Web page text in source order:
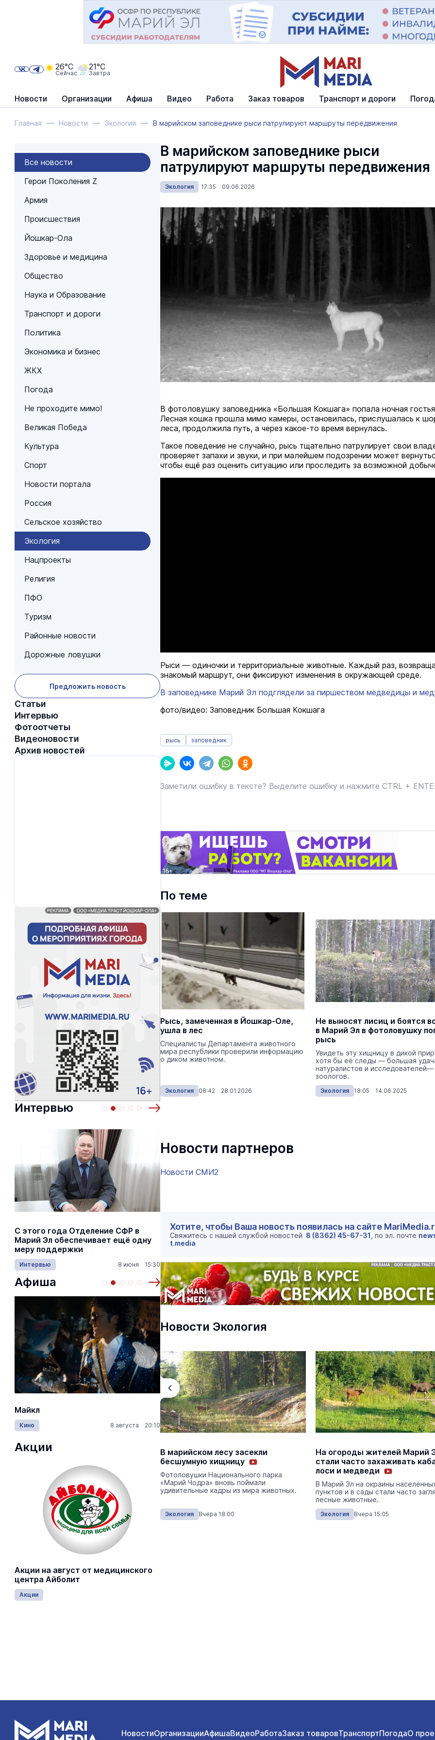
Новости Организации Афиша Видео Работа Заказ товаров Транспорт и дороги
26°C
Сейчас
21°C
Завтра
Главная Новости Экология В марийском заповеднике рыси патрулируют маршруты передвижения
Все новости
Герои Поколения Z
Армия
Происшествия
Йошкар-Ола
Здоровье и медицина
Общество
Наука и Образование
Транспорт и дороги
Политика
Экономика и бизнес
ЖКХ
Погода
Не проходите мимо!
Великая Победа
Культура
Спорт
Новости портала
Россия
Сельское хозяйство
Экология
Нацпроекты
Религия
ПФО
Туризм
Районные новости
Дорожные ловушки
Предложить новость
Статьи
Интервью
Фотоотчеты
Видеоновости
Архив новостей
Интервью
С этого года Отделение СФР в
Марий Эл обеспечивает ещё одну
меру поддержки
Интервью 8 июня 15:30
Алексей Ямаев о премьере в театре
Шкетана: «Для меня не бывает
Культура 18 марта 11:05
Как узнать на законных
кто собственник
Афиша
Майкл
Кино 8 августа 20:10
Лида / Lida
Концерты 26 августа 19:00
На ощупь.
лабиринту
Город
Акции
Акции на август от медицинского
центра Айболит
Акции
В марийском заповеднике рыси
патрулируют маршруты передвижения
Экология 17:35 09.06.2026
В фотоловушку заповедника «Большая Кокшага» попала ночная
Лесная кошка прошла мимо камеры, остановилась, прислушалась к
леса, продолжила путь, а через какое-то время вернулась.
Такое поведение не случайно, рысь тщательно патрулирует свои
проверяет запахи и звуки, и при малейшем подозрении может
чтобы ещё раз оценить ситуацию или проследить за возможной
Рыси — одиночки и территориальные животные. Каждый раз,
знакомый маршрут, они фиксируют изменения в окружающей среде.
В заповеднике Марий Эл подглядели за пиршеством медведицы и
фото/видео: Заповедник Большая Кокшага
рысь заповедник
Заметили ошибку в тексте? Выделите ошибку и нажмите CTRL +
По теме
Рысь, замеченная в Йошкар-Оле,
ушла в лес
Специалисты Департамента животного
мира республики проверили информацию
о диком животном.
Экология 08:42 28.01.2026
Не выносят лисиц и боятся
в Марий Эл в фотоловушку
рысь
Увидеть эту хищницу в дикой
хотя бы её следы — большая
натуралистов и исследователей—
зоологов.
Экология 18:05 14.06.2025
Новости партнеров
Новости СМИ2
Хотите, чтобы Ваша новость появилась на сайте
Свяжитесь с нашей службой новостей 8 (8362) 45-67-31 , по эл. почте
t.media
Новости Экология
В Марий Эл обследуют
Для биологической защиты населения эти
места регулярно обследуют и берут с
них пробы почв.
Сегодня 15:20
В марийском лесу засекли
бесшумную хищницу
Фотоловушки Национального парка
«Марий Чодра» вновь поймали
удивительные кадры из мира животных.
Экология Вчера 18:00
На огороды жителей Марий
стали часто захаживать
лоси и медведи
В Марий Эл на окраины
пунктов и в сады стали часто
лесные животные.
Экология Вчера 15:05
В марийском лесу засекли
бесшумную хищницу
Михаил Васютин
опасный перекрёсток в
Горномарийском районе
Нацпроекты Сегодня
НовостиОрганизацииАфишаВидеоРаботаЗаказ товаровТранспортПогодаО